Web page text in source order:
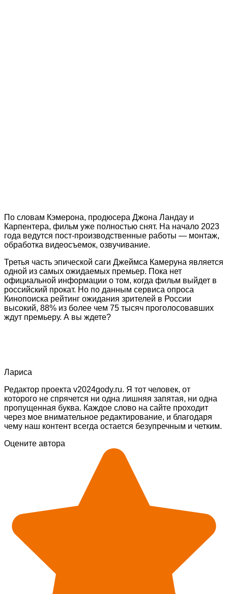
По словам Кэмерона, продюсера Джона Ландау и
Карпентера, фильм уже полностью снят. На начало 2023
года ведутся пост-производственные работы — монтаж,
обработка видеосъемок, озвучивание.
Третья часть эпической саги Джеймса Камеруна является
одной из самых ожидаемых премьер. Пока нет
официальной информации о том, когда фильм выйдет в
российский прокат. Но по данным сервиса опроса
Кинопоиска рейтинг ожидания зрителей в России
высокий, 88% из более чем 75 тысяч проголосовавших
ждут премьеру. А вы ждете?
Лариса
Редактор проекта v2024gody.ru. Я тот человек, от
которого не спрячется ни одна лишняя запятая, ни одна
пропущенная буква. Каждое слово на сайте проходит
через мое внимательное редактирование, и благодаря
чему наш контент всегда остается безупречным и четким.
Оцените автора